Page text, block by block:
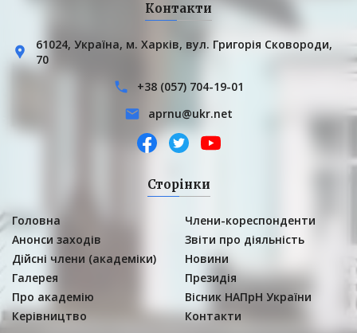
Контакти
61024, Українa, м. Харків, вул. Григорія Сковороди,
70
+38 (057) 704-19-01
aprnu@ukr.net
Сторінки
Головна
Анонси заходів
Дійсні члени (академіки)
Галерея
Про академію
Керівництво
Члени-кореспонденти
Звіти про діяльність
Новини
Президія
Вісник НАПрН України
Контакти